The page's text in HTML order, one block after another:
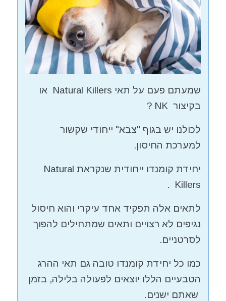
שמעתם פעם על תאי Natural Killers או
בקיצור NK ?
לכולנו יש בגוף "צבא" ייחודי שקשור
למערכת החיסון.
יחידת קומנדו ייחודית שנקראת Natural
Killers .
לתאים אלה תפקיד אחד עיקרי והוא חיסול
נגיפים לא רצויים ותאים שמתחילים להפוך
לסרטניים.
כמו כל יחידת קומנדו טובה גם תאי ההרג
הטבעיים הללו יוצאים לפעולה בלילה, בזמן
שאתם ישנים.